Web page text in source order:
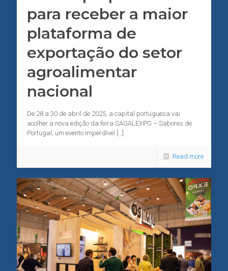
para receber a maior
plataforma de
exportação do setor
agroalimentar
nacional
De 28 a 30 de abril de 2025, a capital portuguesa vai
acolher a nova edição da feira SAGALEXPO – Sabores de
Portugal, um evento imperdível […]
Read more